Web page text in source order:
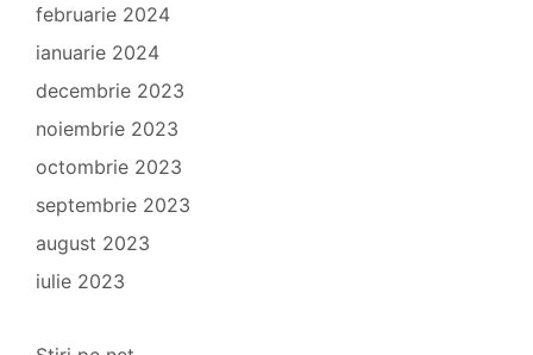
februarie 2024
ianuarie 2024
decembrie 2023
noiembrie 2023
octombrie 2023
septembrie 2023
august 2023
iulie 2023